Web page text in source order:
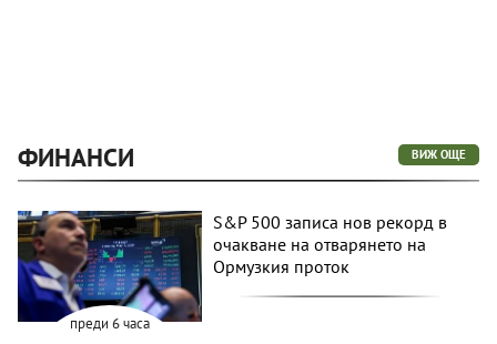
ФИНАНСИ ВИЖ ОЩЕ
преди 6 часа
S&P 500 записа нов рекорд в
очакване на отварянето на
Ормузкия проток